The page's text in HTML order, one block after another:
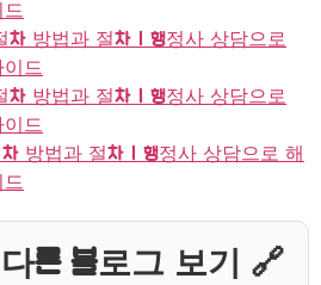
드
차 방법과 절차 | 행정사 상담으로
이드
차 방법과 절차 | 행정사 상담으로
이드
차 방법과 절차 | 행정사 상담으로 해
드
른 블로그 보기 🔗